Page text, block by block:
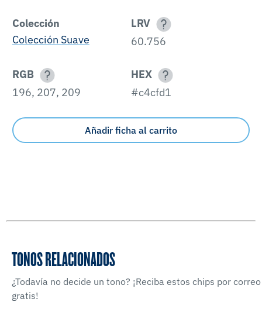
Colección
Colección Suave
LRV
60.756
RGB
196, 207, 209
HEX
#c4cfd1
Añadir ficha al carrito
TONOS RELACIONADOS
¿Todavía no decide un tono? ¡Reciba estos chips por correo
gratis!